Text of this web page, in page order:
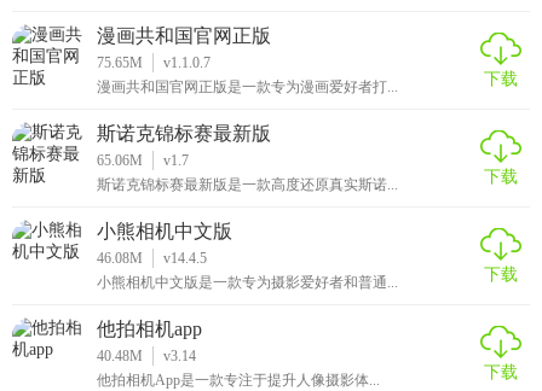
漫画共和国官网正版
75.65M
v1.1.0.7
漫画共和国官网正版是一款专为漫画爱好者打...
下载
斯诺克锦标赛最新版
65.06M
v1.7
斯诺克锦标赛最新版是一款高度还原真实斯诺...
下载
小熊相机中文版
46.08M
v14.4.5
小熊相机中文版是一款专为摄影爱好者和普通...
下载
他拍相机app
40.48M
v3.14
他拍相机App是一款专注于提升人像摄影体...
下载